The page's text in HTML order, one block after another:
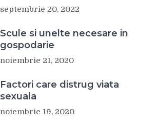
septembrie 20, 2022
Scule si unelte necesare in
gospodarie
noiembrie 21, 2020
Factori care distrug viata
sexuala
noiembrie 19, 2020